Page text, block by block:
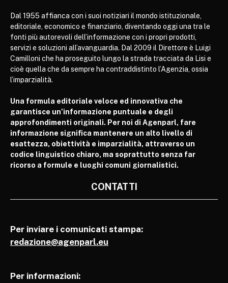
Dal 1955 affianca con i suoi notiziari il mondo istituzionale,
editoriale, economico e finanziario, diventando oggi una tra le
fonti più autorevoli dell’informazione con i propri prodotti,
servizi e soluzioni all’avanguardia. Dal 2009 il Direttore è Luigi
Camilloni che ha proseguito lungo la strada tracciata da Lisi e
cioè quella che da sempre ha contraddistinto l’Agenzia, ossia
l’imparzialità.
Una formula editoriale veloce ed innovativa che
garantisce un’informazione puntuale e degli
approfondimenti originali. Per noi di Agenparl, fare
informazione significa mantenere un alto livello di
esattezza, obiettività e imparzialità, attraverso un
codice linguistico chiaro, ma soprattutto senza far
ricorso a formule e luoghi comuni giornalistici.
CONTATTI
Per inviare i comunicati stampa:
redazione@agenparl.eu
Per informazioni: